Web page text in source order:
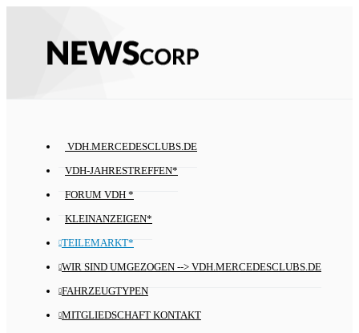
VDH.MERCEDESCLUBS.DE
VDH-JAHRESTREFFEN*
FORUM VDH *
KLEINANZEIGEN*
TEILEMARKT*
WIR SIND UMGEZOGEN --> VDH.MERCEDESCLUBS.DE
FAHRZEUGTYPEN
MITGLIEDSCHAFT KONTAKT